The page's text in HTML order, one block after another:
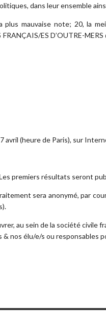
dans leur ensemble
mauvaise note; 20, la
ES D’OUTRE-
avril (heure de Paris), sur
premiers résultats seront
sera anonymé, par
au sein de la société civile
nos élu/e/s ou responsables